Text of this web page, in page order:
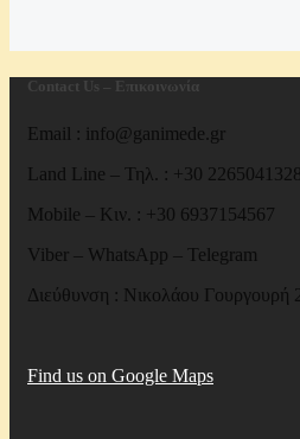
Contact Us – Επικοινωνία
Email : info@ganimede.gr
Land Line – Τηλ. : +30 2265041328
Mobile – Κιν. : +30 6937154567
Viber – WhatsApp – Telegram
Διεύθυνση : Νικολάου Γουργουρή
Find us on Google Maps